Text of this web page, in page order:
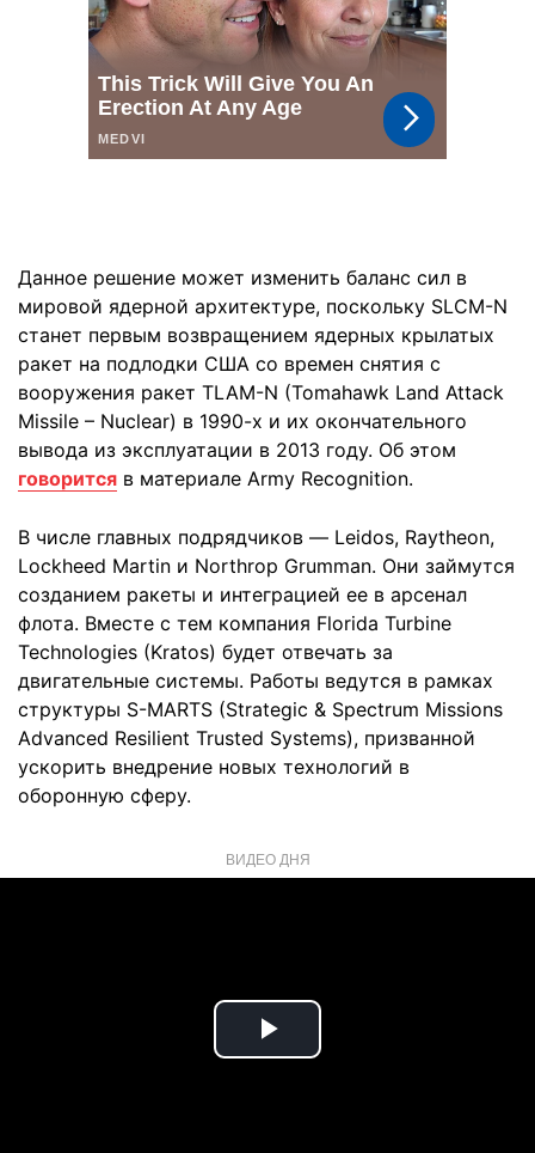
Данное решение может изменить баланс сил в
мировой ядерной архитектуре, поскольку SLCM-N
станет первым возвращением ядерных крылатых
ракет на подлодки США со времен снятия с
вооружения ракет TLAM-N (Tomahawk Land Attack
Missile – Nuclear) в 1990-х и их окончательного
вывода из эксплуатации в 2013 году. Об этом
говорится в материале Army Recognition.
В числе главных подрядчиков — Leidos, Raytheon,
Lockheed Martin и Northrop Grumman. Они займутся
созданием ракеты и интеграцией ее в арсенал
флота. Вместе с тем компания Florida Turbine
Technologies (Kratos) будет отвечать за
двигательные системы. Работы ведутся в рамках
структуры S-MARTS (Strategic & Spectrum Missions
Advanced Resilient Trusted Systems), призванной
ускорить внедрение новых технологий в
оборонную сферу.
ВИДЕО ДНЯ
Play